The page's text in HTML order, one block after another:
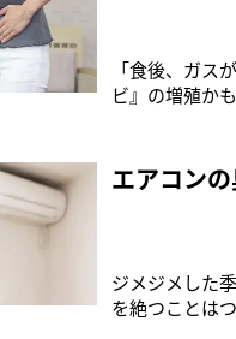
「食後、ガス
ビ』の増殖か
の腸には、
要な働きをし
エアコン
ジメジメした
を絶つことは